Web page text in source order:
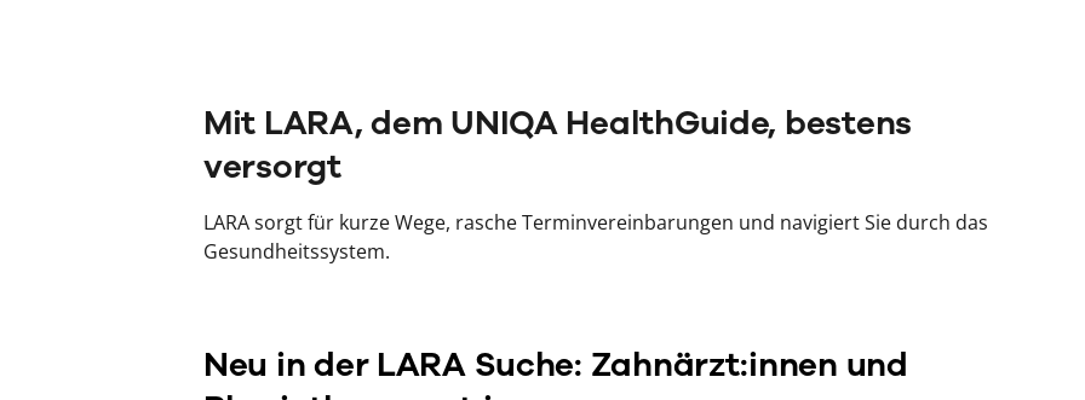
Mit LARA, dem UNIQA HealthGuide, bestens
versorgt
LARAsorgt für kurze Wege, rasche Terminvereinbarungen und navigiert Sie durch das
Gesundheitssystem.
Neu in der LARA Suche: Zahnärzt:innen und